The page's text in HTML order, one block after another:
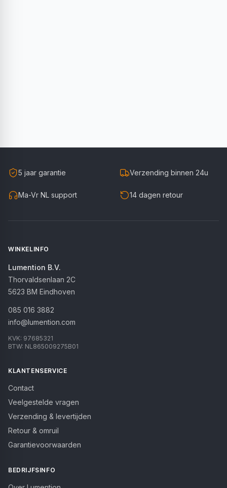
5 jaar garantie Verzending binnen 24u
Ma-Vr NL support 14 dagen retour
WINKELINFO
Lumention B.V.
Thorvaldsenlaan 2C
5623 BM Eindhoven
085 016 3882
info@lumention.com
KVK: 97685321
BTW: NL865009275B01
KLANTENSERVICE
Contact
Veelgestelde vragen
Verzending & levertijden
Retour & omruil
Garantievoorwaarden
BEDRIJFSINFO